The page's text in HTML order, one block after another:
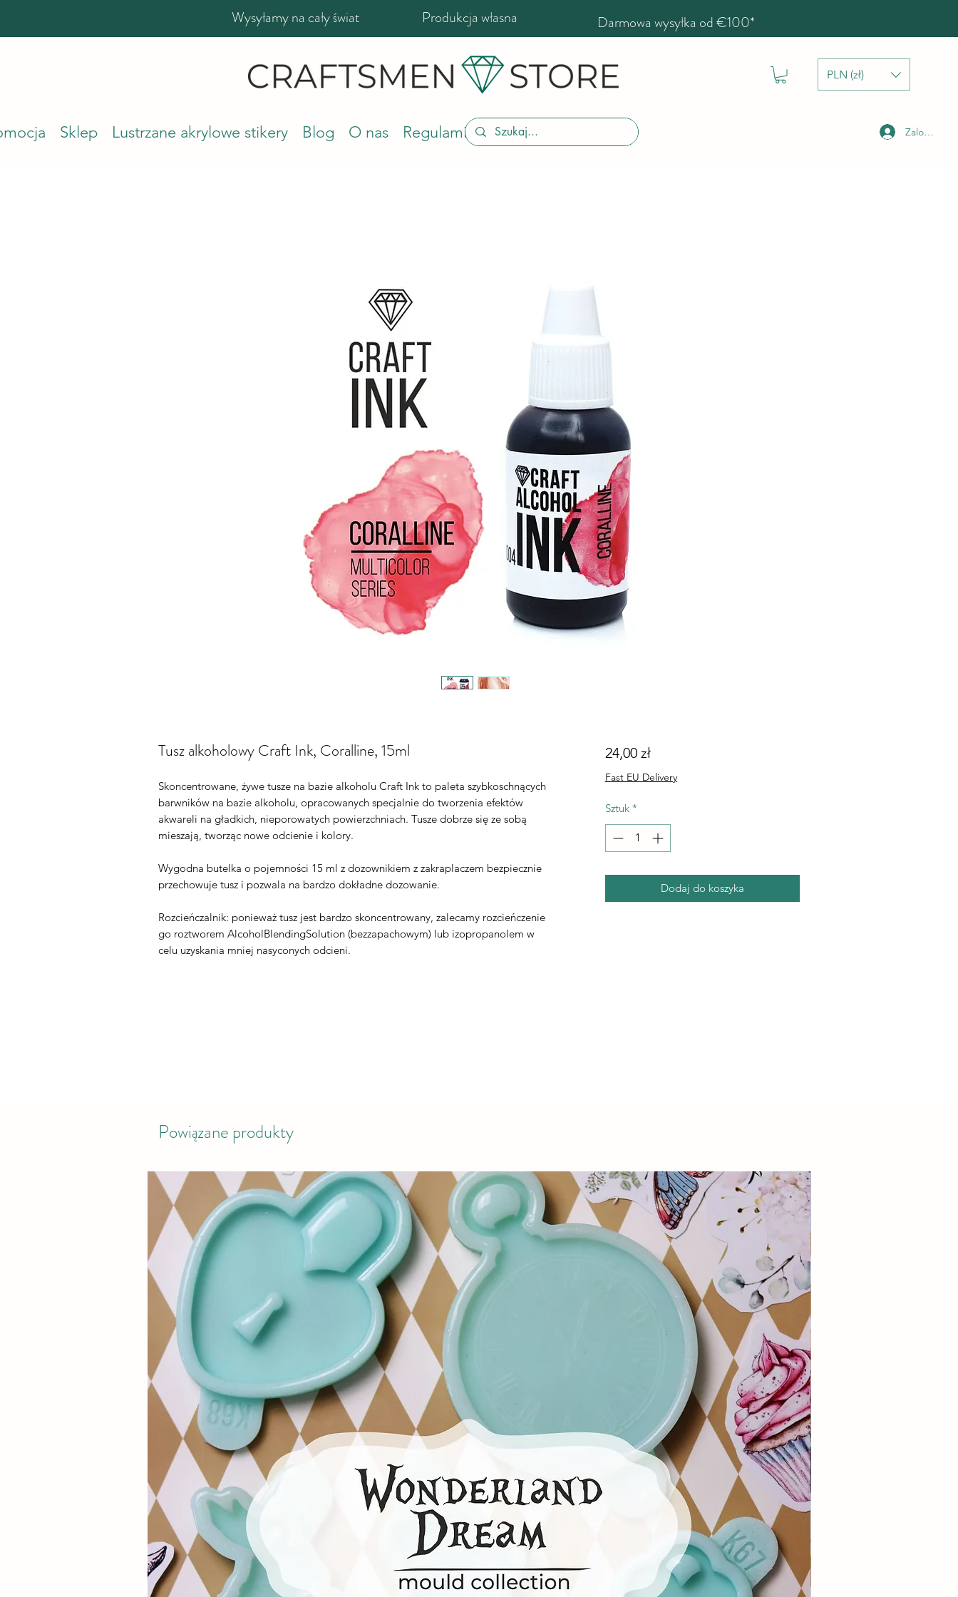
Wysyłamy na cały świat Produkcja własna Darmowa wysyłka od €100*
PLN (zł)
Sklep Lustrzane akrylowe stikery Blog O nas Regulamin sklepu Zaloguj się
Tusz alkoholowy Craft Ink, Coralline, 15ml
Skoncentrowane, żywe tusze na bazie alkoholu Craft Ink to paleta szybkoschnących
barwników na bazie alkoholu, opracowanych specjalnie do tworzenia efektów
akwareli na gładkich, nieporowatych powierzchniach. Tusze dobrze się ze sobą
mieszają, tworząc nowe odcienie i kolory.
Wygodna butelka o pojemności 15 ml z dozownikiem z zakraplaczem bezpiecznie
przechowuje tusz i pozwala na bardzo dokładne dozowanie.
Rozcieńczalnik: ponieważ tusz jest bardzo skoncentrowany, zalecamy rozcieńczenie
go roztworem AlcoholBlendingSolution (bezzapachowym) lub izopropanolem w
celu uzyskania mniej nasyconych odcieni.
24,00 złCena
Fast EU Delivery
Sztuk *
Dodaj do koszyka
Powiązane produkty